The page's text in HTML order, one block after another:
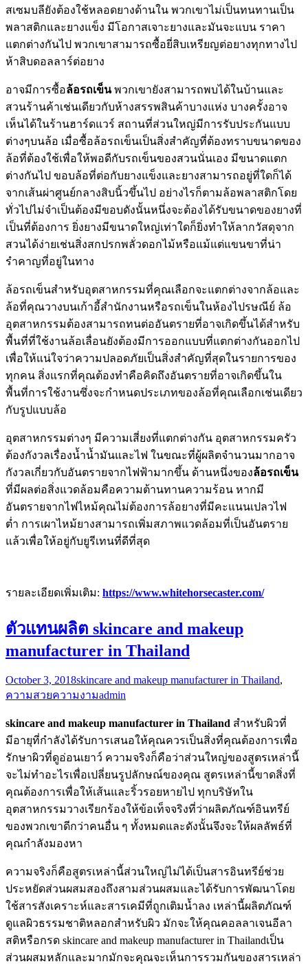
สเซมบลียังต้องใช้หลอดยางด้านใน พวกเขาไม่เป็นทนทานเป็น
พลาสติกและยางแข็ง มีโอกาสเจาะยางและมันจะแบน ราคา
แตกต่างกันไป พวกเขาสามารถซื้อยี่สิบเหรียญต่อยางทุกทางไป
ห้าสิบดอลลาร์ต่อยาง
อาจมีการซื้อล้อรถเข็นพวกเขายังสามารถพบได้ในบ้านและ
สวนร้านค้าเช่นเดียวกับห้างสรรพสินค้าบางแห่ง บางครั้งอาจ
เห็นได้ในร้านฮาร์ดแวร์ สถานที่ส่วนใหญ่มีการรับประกันแบบ
ต่างๆบนล้อ เมื่อซื้อล้อรถเข็นเป็นสิ่งสำคัญที่ต้องทราบขนาดของ
ล้อที่ต้องใช้เพื่อให้พอดีกับรถเข็นของสวนนั่นเอง มีขนาดแตก
ต่างกันไป ขอบล้อที่ต่อกับยางแข็งและยางสามารถอยู่ที่ใดก็ได้
จากเส้นผ่าศูนย์กลางสิบนิ้วขึ้นไป อย่างไรก็ตามล้อพลาสติกโดย
ทั่วไปไม่จำเป็นต้องมีขอบดังนั้นหนึ่งจะต้องได้รับขนาดของยางที่
เป็นที่ต้องการ ยิ่งยางมีขนาดใหญ่เท่าใดก็ยิ่งทำให้ลากวัสดุจาก
สวนได้ง่ายเช่นสิ่งสกปรกพลั่วดอกไม้หรือแม้แต่แขนขาที่น่า
รำคาญที่อยู่ในทาง
ล้อรถเข็นสำหรับอุตสาหกรรมที่คุณเลือกจะแตกต่างจากล้อและ
ล้อที่คุณวางบนเก้าอี้สำนักงานหรือรถเข็นในห้องไปรษณีย์ ล้อ
อุตสาหกรรมต้องสามารถทนต่ออันตรายที่อาจเกิดขึ้นได้สำหรับ
พื้นที่ที่ใช้งานล้อเลื่อนยังต้องมีการออกแบบที่แตกต่างกันออกไป
เพื่อให้แน่ใจว่าความปลอดภัยเป็นสิ่งสำคัญที่สุดในรายการของ
ทุกคน สิ่งแรกที่คุณต้องทำคือคิดถึงอันตรายที่อาจเกิดขึ้นใน
พื้นที่การใช้งานซึ่งจะกำหนดประเภทของล้อที่คุณเลือกเช่นเดียว
กับรูปแบบล้อ
อุตสาหกรรมต่างๆ มีความเสี่ยงที่แตกต่างกัน อุตสาหกรรมครัว
ต้องกังวลเรื่องน้ำน้ำมันและไฟ ในขณะที่ผู้ผลิตจำนวนมากอาจ
กังวลเกี่ยวกับอันตรายจากไฟฟ้ามากขึ้น ด้านหนึ่งของล้อรถเข็น
ที่มีผลต่อสิ่งแวดล้อมคือความต้านทานความร้อน หากมี
อันตรายจากไฟไหม้คุณไม่ต้องการล้อยางที่มีคะแนนเปลวไฟ
ต่ำ การเผาไหม้ยางสามารถเพิ่มสภาพแวดล้อมที่เป็นอันตราย
แล้วเพื่อให้อยู่กับยูรีเทนที่ดีที่สุด
รายละเอียดเพิ่มเติม: https://www.whitehorsecaster.com/
ตัวแทนผลิต skincare and makeup
manufacturer in Thailand
October 3, 2018skincare and makeup manufacturer in Thailand,
ความสวยความงามadmin
skincare and makeup manufacturer in Thailand สำหรับผิวที่
มีอายุที่กำลังได้รับการเสนอให้คุณควรเป็นสิ่งที่คุณต้องการเพื่อ
รักษาผิวที่ดูอ่อนเยาว์ ความจริงก็คือว่าส่วนใหญ่ของสูตรเหล่านี้
จะไม่ทำอะไรเพื่อเปลี่ยนรูปลักษณ์ของคุณ สูตรเหล่านี้ขาดสิ่งที่
คุณต้องการเพื่อให้เส้นและริ้วรอยหายไป ทุกบริษัทใน
อุตสาหกรรมวางเรียกร้องให้ข้อเท็จจริงที่ว่าผลิตภัณฑ์อินทรีย์
ของพวกเขาดีกว่าคนอื่น ๆ ทั้งหมดและดังนั้นจึงจะให้ผลลัพธ์ที่
คุณกำลังมองหา
ความจริงก็คือสูตรเหล่านี้ส่วนใหญ่ไม่ได้เป็นสารอินทรีย์ช่วย
ประหยัดส่วนผสมสองถึงสามส่วนผสมและได้รับการพัฒนาโดย
ใช้สารสังเคราะห์และสารเคมีที่ถูกเติมน้ำลง เหล่านี้ผลิตภัณฑ์
ดูแลผิวธรรมชาติหลอกสำหรับผิว มักจะให้คุณคอลลาเจนอีลา
สติหรือกรด skincare and makeup manufacturer in Thailandเป็น
ส่วนผสมหลักและมากมักจะคุณจะเห็นการรวมกันของสารเหล่า